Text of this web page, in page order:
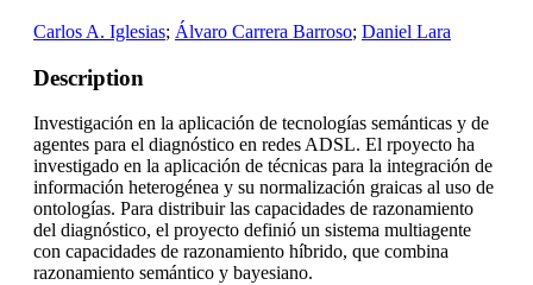
Carlos A. Iglesias; Álvaro Carrera Barroso; Daniel Lara
Description
Investigación en la aplicación de tecnologías semánticas y de
agentes para el diagnóstico en redes ADSL. El rpoyecto ha
investigado en la aplicación de técnicas para la integración de
información heterogénea y su normalización graicas al uso de
ontologías. Para distribuir las capacidades de razonamiento
del diagnóstico, el proyecto definió un sistema multiagente
con capacidades de razonamiento híbrido, que combina
razonamiento semántico y bayesiano.